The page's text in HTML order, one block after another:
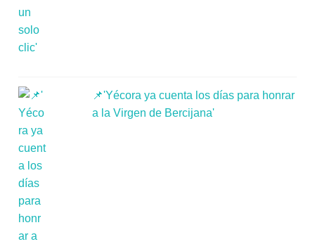
📌'Yécora ya cuenta los días para honrar
a la Virgen de Bercijana'